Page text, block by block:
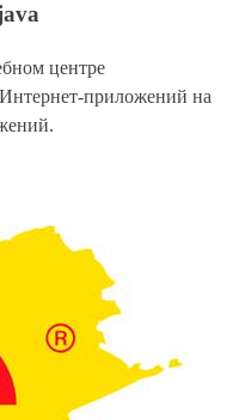
центре
приложений на